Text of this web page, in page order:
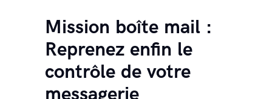
Mission boîte mail :
Reprenez enfin le
contrôle de votre
messagerie